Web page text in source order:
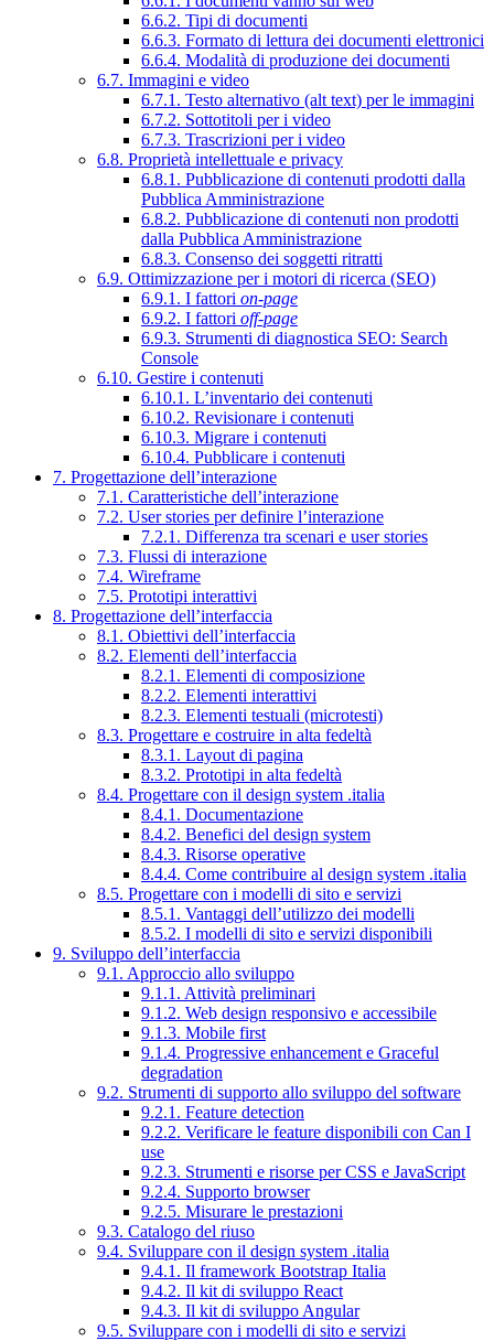
6.6.2. Tipi di documenti
6.6.3. Formato di lettura dei documenti elettronici
6.6.4. Modalità di produzione dei documenti
6.7. Immagini e video
6.7.1. Testo alternativo (alt text) per le immagini
6.7.2. Sottotitoli per i video
6.7.3. Trascrizioni per i video
6.8. Proprietà intellettuale e privacy
6.8.1. Pubblicazione di contenuti prodotti dalla
Pubblica Amministrazione
6.8.2. Pubblicazione di contenuti non prodotti
dalla Pubblica Amministrazione
6.8.3. Consenso dei soggetti ritratti
6.9. Ottimizzazione per i motori di ricerca (SEO)
6.9.1. I fattori on-page
6.9.2. I fattori off-page
6.9.3. Strumenti di diagnostica SEO: Search
Console
6.10. Gestire i contenuti
6.10.1. L’inventario dei contenuti
6.10.2. Revisionare i contenuti
6.10.3. Migrare i contenuti
6.10.4. Pubblicare i contenuti
7. Progettazione dell’interazione
7.1. Caratteristiche dell’interazione
7.2. User stories per definire l’interazione
7.2.1. Differenza tra scenari e user stories
7.3. Flussi di interazione
7.4. Wireframe
7.5. Prototipi interattivi
8. Progettazione dell’interfaccia
8.1. Obiettivi dell’interfaccia
8.2. Elementi dell’interfaccia
8.2.1. Elementi di composizione
8.2.2. Elementi interattivi
8.2.3. Elementi testuali (microtesti)
8.3. Progettare e costruire in alta fedeltà
8.3.1. Layout di pagina
8.3.2. Prototipi in alta fedeltà
8.4. Progettare con il design system .italia
8.4.1. Documentazione
8.4.2. Benefici del design system
8.4.3. Risorse operative
8.4.4. Come contribuire al design system .italia
8.5. Progettare con i modelli di sito e servizi
8.5.1. Vantaggi dell’utilizzo dei modelli
8.5.2. I modelli di sito e servizi disponibili
9. Sviluppo dell’interfaccia
9.1. Approccio allo sviluppo
9.1.1. Attività preliminari
9.1.2. Web design responsivo e accessibile
9.1.3. Mobile first
9.1.4. Progressive enhancement e Graceful
degradation
9.2. Strumenti di supporto allo sviluppo del software
9.2.1. Feature detection
9.2.2. Verificare le feature disponibili con Can I
use
9.2.3. Strumenti e risorse per CSS e JavaScript
9.2.4. Supporto browser
9.2.5. Misurare le prestazioni
9.3. Catalogo del riuso
9.4. Sviluppare con il design system .italia
9.4.1. Il framework Bootstrap Italia
9.4.2. Il kit di sviluppo React
9.4.3. Il kit di sviluppo Angular
9.5. Sviluppare con i modelli di sito e servizi